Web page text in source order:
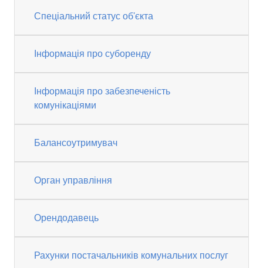
Спеціальний статус об'єкта
Інформація про суборенду
Інформація про забезпеченість
комунікаціями
Балансоутримувач
Орган управління
Орендодавець
Рахунки постачальників комунальних послуг